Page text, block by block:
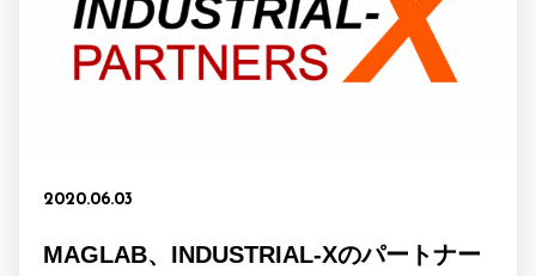
2020.06.03
MAGLAB、INDUSTRIAL-Xのパートナー